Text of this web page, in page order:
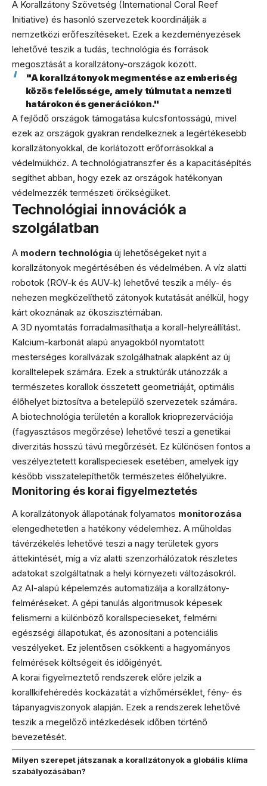
A Korallzátony Szövetség (International Coral Reef
Initiative) és hasonló szervezetek koordinálják a
nemzetközi erőfeszítéseket. Ezek a kezdeményezések
lehetővé teszik a tudás, technológia és források
megosztását a korallzátony-országok között.
"A korallzátonyok megmentése az emberiség
közös felelőssége, amely túlmutat a nemzeti
határokon és generációkon."
A fejlődő országok támogatása kulcsfontosságú, mivel
ezek az országok gyakran rendelkeznek a legértékesebb
korallzátonyokkal, de korlátozott erőforrásokkal a
védelmükhöz. A technológiatranszfer és a kapacitásépítés
segíthet abban, hogy ezek az országok hatékonyan
védelmezzék természeti örökségüket.
Technológiai innovációk a
szolgálatban
A modern technológia új lehetőségeket nyit a
korallzátonyok megértésében és védelmében. A víz alatti
robotok (ROV-k és AUV-k) lehetővé teszik a mély- és
nehezen megközelíthető zátonyok kutatását anélkül, hogy
kárt okoznának az ökoszisztémában.
A 3D nyomtatás forradalmasíthatja a korall-helyreállítást.
Kalcium-karbonát alapú anyagokból nyomtatott
mesterséges korallvázak szolgálhatnak alapként az új
koralltelepek számára. Ezek a struktúrák utánozzák a
természetes korallok összetett geometriáját, optimális
élőhelyet biztosítva a betelepülő szervezetek számára.
A biotechnológia területén a korallok krioprezervációja
(fagyasztásos megőrzése) lehetővé teszi a genetikai
diverzitás hosszú távú megőrzését. Ez különösen fontos a
veszélyeztetett korallspeciesek esetében, amelyek így
később visszatelepíthetők természetes élőhelyükre.
Monitoring és korai figyelmeztetés
A korallzátonyok állapotának folyamatos monitorozása
elengedhetetlen a hatékony védelemhez. A műholdas
távérzékelés lehetővé teszi a nagy területek gyors
áttekintését, míg a víz alatti szenzorhálózatok részletes
adatokat szolgáltatnak a helyi környezeti változásokról.
Az AI-alapú képelemzés automatizálja a korallzátony-
felméréseket. A gépi tanulás algoritmusok képesek
felismerni a különböző korallspecieseket, felmérni
egészségi állapotukat, és azonosítani a potenciális
veszélyeket. Ez jelentősen csökkenti a hagyományos
felmérések költségeit és időigényét.
A korai figyelmeztető rendszerek előre jelzik a
korallkifehéredés kockázatát a vízhőmérséklet, fény- és
tápanyagviszonyok alapján. Ezek a rendszerek lehetővé
teszik a megelőző intézkedések időben történő
bevezetését.
Milyen szerepet játszanak a korallzátonyok a globális klíma
szabályozásában?